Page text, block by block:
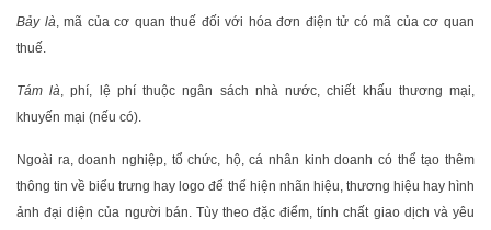
Bảy là, mã của cơ quan thuế đối với hóa đơn điện tử có mã của cơ quan
thuế.
Tám là, phí, lệ phí thuộc ngân sách nhà nước, chiết khấu thương mại,
khuyến mại (nếu có).
Ngoài ra, doanh nghiệp, tổ chức, hộ, cá nhân kinh doanh có thể tạo thêm
thông tin về biểu trưng hay logo để thể hiện nhãn hiệu, thương hiệu hay hình
ảnh đại diện của người bán. Tùy theo đặc điểm, tính chất giao dịch và yêu